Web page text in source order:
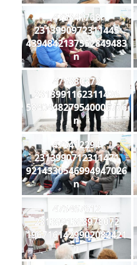
475341768
2313990972311445
4394842137552849483
n
475380372
2313991162311426
5840448279540006776
n
475412294
2313990712311471
9214330546994947026
n
475467612
2313991368978072
1967161429902082421
n